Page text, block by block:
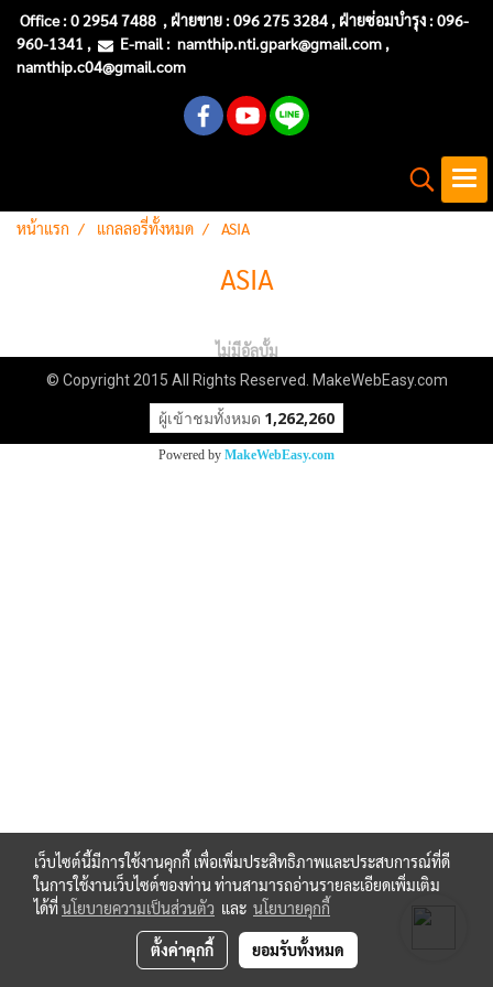
Office :0 2954 7488 , ฝ่ายขาย : 096 275 3284 , ฝ่ายซ่อมบำรุง :096-
960-1341 , E-mail : namthip.nti.gpark@gmail.com ,
namthip.c04@gmail.com
หน้าแรก แกลลอรี่ทั้งหมด ASIA
ASIA
ไม่มีอัลบั้ม
© Copyright 2015 All Rights Reserved. MakeWebEasy.com
ผู้เข้าชมทั้งหมด 1,262,260
Powered by MakeWebEasy.com
เว็บไซต์นี้มีการใช้งานคุกกี้ เพื่อเพิ่มประสิทธิภาพและประสบการณ์ที่ดี
ในการใช้งานเว็บไซต์ของท่าน ท่านสามารถอ่านรายละเอียดเพิ่มเติม
ได้ที่นโยบายความเป็นส่วนตัว และ นโยบายคุกกี้
ตั้งค่าคุกกี้ ยอมรับทั้งหมด